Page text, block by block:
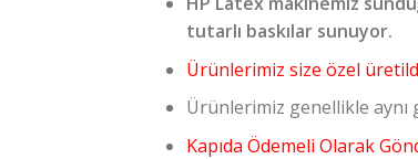
tutarlı baskılar sunuyor.
Ürünlerimiz size özel
Ürünlerimiz genellikle
Kapıda Ödemeli Olarak